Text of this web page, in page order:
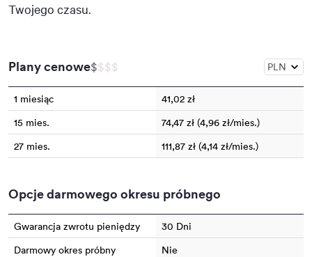
Twojego czasu.
Plany cenowe$$$$
1 miesiąc
41,02 zł
15 mies.
74,47 zł (4,96 zł/mies.)
27 mies.
111,87 zł (4,14 zł/mies.)
Opcje darmowego okresu próbnego
Gwarancja zwrotu pieniędzy
30 Dni
Darmowy okres próbny
Nie